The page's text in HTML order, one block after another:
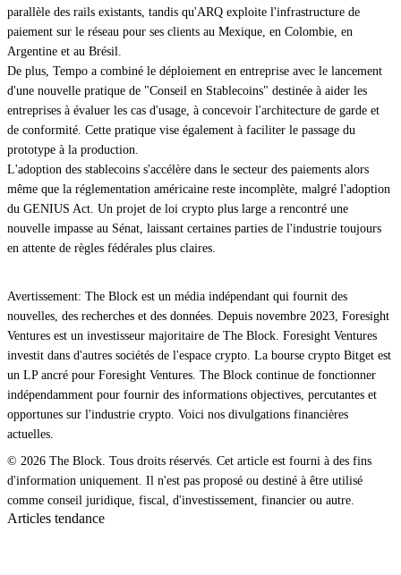
parallèle des rails existants, tandis qu'ARQ exploite l'infrastructure de
paiement sur le réseau pour ses clients au Mexique, en Colombie, en
Argentine et au Brésil.
De plus, Tempo a combiné le déploiement en entreprise avec le lancement
d'une nouvelle pratique de "Conseil en Stablecoins" destinée à aider les
entreprises à évaluer les cas d'usage, à concevoir l'architecture de garde et
de conformité. Cette pratique vise également à faciliter le passage du
prototype à la production.
L'adoption des stablecoins s'accélère dans le secteur des paiements alors
même que la réglementation américaine reste incomplète, malgré l'adoption
du GENIUS Act. Un projet de loi crypto plus large a rencontré une
nouvelle impasse au Sénat, laissant certaines parties de l'industrie toujours
en attente de règles fédérales plus claires.
Avertissement: The Block est un média indépendant qui fournit des
nouvelles, des recherches et des données. Depuis novembre 2023, Foresight
Ventures est un investisseur majoritaire de The Block. Foresight Ventures
investit dans d'autres sociétés de l'espace crypto. La bourse crypto Bitget est
un LP ancré pour Foresight Ventures. The Block continue de fonctionner
indépendamment pour fournir des informations objectives, percutantes et
opportunes sur l'industrie crypto. Voici nos divulgations financières
actuelles.
© 2026 The Block. Tous droits réservés. Cet article est fourni à des fins
d'information uniquement. Il n'est pas proposé ou destiné à être utilisé
comme conseil juridique, fiscal, d'investissement, financier ou autre.
Articles tendance